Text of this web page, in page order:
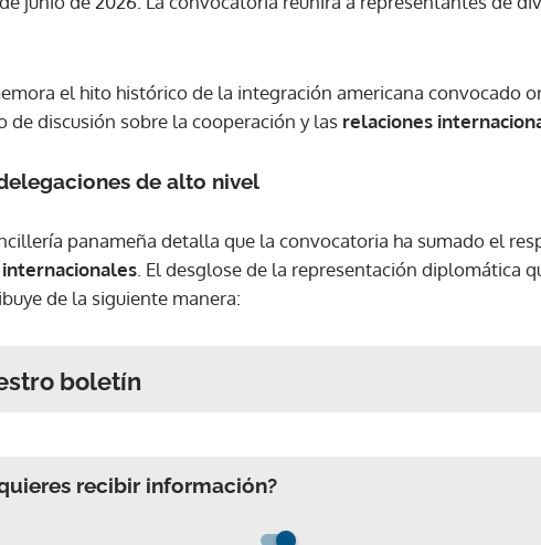
el hito histórico de la integración americana convocado
de discusión sobre la cooperación y las relaciones
de alto nivel
panameña detalla que la convocatoria ha sumado el
. El desglose de la representación diplomática
de la siguiente manera:
boletín
recibir información?